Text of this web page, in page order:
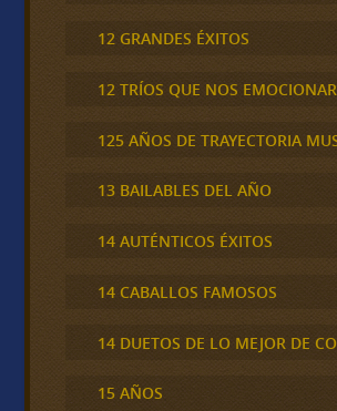
12 GRANDES ÉXITOS
12 TRÍOS QUE NOS
125 AÑOS DE TRAYECTORIA
13 BAILABLES DEL AÑO
14 AUTÉNTICOS ÉXITOS
14 CABALLOS FAMOSOS
14 DUETOS DE LO MEJOR DE
15 AÑOS